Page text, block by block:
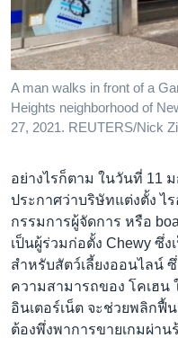
A man walks in front of a
Heights neighborhood of
27, 2021. REUTERS/Nick
อย่างไรก็ตาม ในวันที่ 11
ประกาศว่าบริษัทแต่งตั้ง ไ
กรรมการผู้จัดการ หรือ
เป็นผู้ร่วมก่อตั้ง Chewy ซึ่
สำหรับสัตว์เลี้ยงออนไลน์
ความสามารถของ โคเฮน
อินเตอร์เน็ต จะช่วยพลิก
ต้องพึ่งพาการขายเกมผ่า